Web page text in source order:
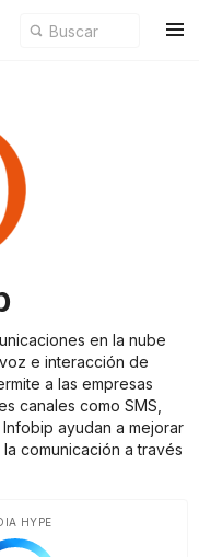
en la nube
e interacción de
a las empresas
canales como SMS,
ayudan a mejorar
comunicación a través
HYPE